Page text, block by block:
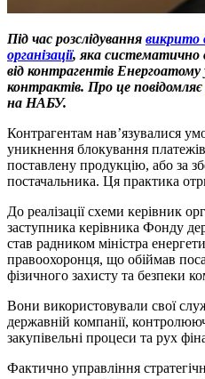
Під час розслідування викрито
організації, яка систематично
від контрагентів Енергоатому
контрактів. Про це повідомляє
на НАБУ.
Контрагентам нав’язувалися
уникнення блокування
поставлену продукцію, або за
постачальника. Ця практика
До реалізації схеми керівник
заступника керівника Фонду
став радником міністра
правоохоронця, що обіймав
фізичного захисту та безпеки
Вони використовували свої
державній компанії,
закупівельні процеси та рух
Фактично управління